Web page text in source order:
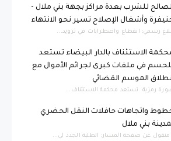
للشرب بعدة مراكز بجهة بني ملال -
وأشغال الإصلاح تسير نحو الانتهاء
بلاغ رسمي: انقطاع واضطرابات في تزويد...
الاستئناف بالدار البيضاء تستعد
في ملفات كبرى لجرائم الأموال مع
الموسم القضائي
رمزية ​تستعد محكمة الاستئناف...
واتجاهات حافلات النقل الحضري
بني ملال
منقول عن صفحة المسار: الطلبة الجدد لي...